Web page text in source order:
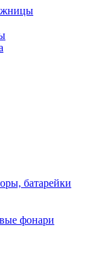
батарейки
фонари